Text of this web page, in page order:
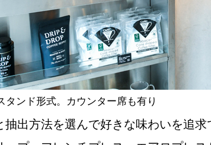
タンド形式。カウンター席も有り
抽出方法を選んで好きな味わいを追